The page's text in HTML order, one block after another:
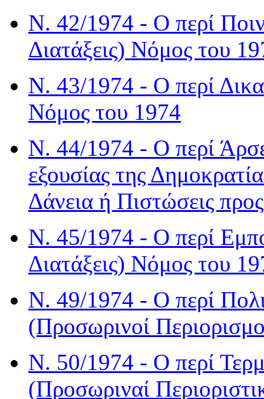
Ν. 42/1974 - Ο περί
Διατάξεις) Νόμος του
Ν. 43/1974 - Ο περί
Νόμος του 1974
Ν. 44/1974 - Ο περί
εξουσίας της
Δάνεια ή Πιστώσεις
Ν. 45/1974 - Ο περί
Διατάξεις) Νόμος του
Ν. 49/1974 - Ο περί
(Προσωρινοί
Ν. 50/1974 - Ο περί
(Προσωριναί